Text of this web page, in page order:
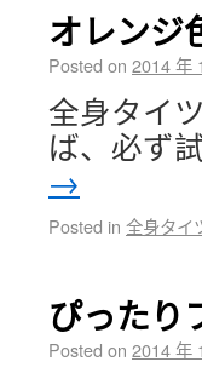
オレンジ
Posted on 2014 年
全身タイ
ば、必ず
→
Posted in 全身タイ
ぴったり
Posted on 2014 年